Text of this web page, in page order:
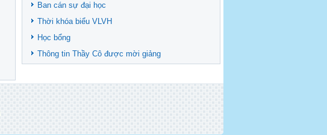
Ban cán sự đại học
Thời khóa biểu VLVH
Học bổng
Thông tin Thầy Cô được mời giảng